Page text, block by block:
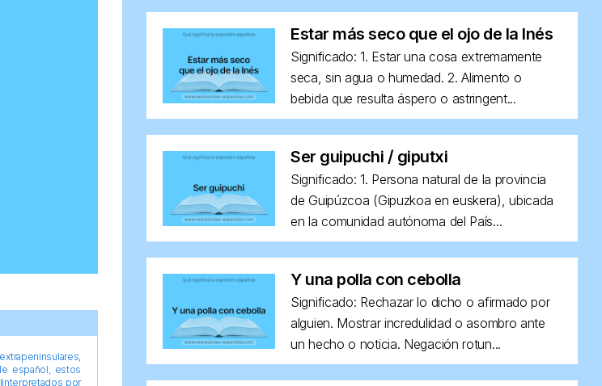
español, estos
por
Estar más seco que el ojo de la Inés
Significado: 1. Estar una cosa extremamente
seca, sin agua o humedad. 2. Alimento o
bebida que resulta áspero o astringent...
Ser guipuchi / giputxi
Significado: 1. Persona natural de la provincia
de Guipúzcoa (Gipuzkoa en euskera), ubicada
en la comunidad autónoma del País...
Y una polla con cebolla
Significado: Rechazar lo dicho o afirmado por
alguien. Mostrar incredulidad o asombro ante
un hecho o noticia. Negación rotun...